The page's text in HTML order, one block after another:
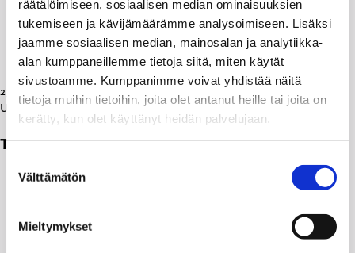
räätälöimiseen, sosiaalisen median ominaisuuksien
tukemiseen ja kävijämäärämme analysoimiseen. Lisäksi
jaamme sosiaalisen median, mainosalan ja analytiikka-
alan kumppaneillemme tietoja siitä, miten käytät
sivustoamme. Kumppanimme voivat yhdistää näitä
tietoja muihin tietoihin, joita olet antanut heille tai joita on
kerätty, kun olet käyttänyt heidän palvelujaan.
valinta
Välttämätön
Mieltymykset
27.01.2010
Uutiset
Tuore tutkimus: Ulkoistaminen tuo lisäkustannuksia